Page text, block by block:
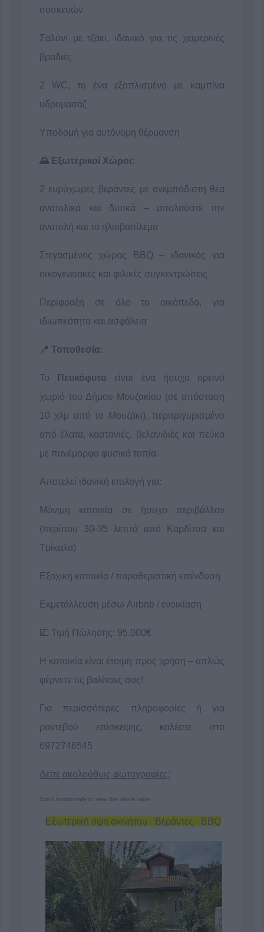
συσκευών
Σαλόνι με τζάκι, ιδανικό για τις χειμερινές
βραδιές
2 WC, το ένα εξοπλισμένο με καμπίνα
υδρομασάζ
Υποδομή για αυτόνομη θέρμανση
🌄 Εξωτερικοί Χώροι:
2 ευρύχωρες βεράντες με ανεμπόδιστη θέα
ανατολικά και δυτικά – απολαύστε την
ανατολή και το ηλιοβασίλεμα
Στεγασμένος χώρος BBQ – ιδανικός για
οικογενειακές και φιλικές συγκεντρώσεις
Περίφραξη σε όλο το οικόπεδο, για
ιδιωτικότητα και ασφάλεια
📍 Τοποθεσία:
Το Πευκόφυτο είναι ένα ήσυχο ορεινό
χωριό του Δήμου Μουζακίου (σε απόσταση
10 χλμ από το Μουζάκι), περιτριγυρισμένο
από έλατα, καστανιές, βελανιδιές και πεύκα
με πανέμορφα φυσικά τοπία.
Αποτελεί ιδανική επιλογή για:
Μόνιμη κατοικία σε ήσυχο περιβάλλον
(περίπου 30-35 λεπτά από Καρδίτσα και
Τρίκαλα)
Εξοχική κατοικία / παραθεριστική επένδυση
Εκμετάλλευση μέσω Airbnb / ενοικίαση
💶 Τιμή Πώλησης: 95.000€
Η κατοικία είναι έτοιμη προς χρήση – απλώς
φέρνετε τις βαλίτσες σας!
Για περισσότερες πληροφορίες ή για
ραντεβού επίσκεψης, καλέστε στο
6972746545
Δείτε ακολούθως φωτογραφίες:
Εξωτερική όψη ακινήτου - Βεράντες - BBQ